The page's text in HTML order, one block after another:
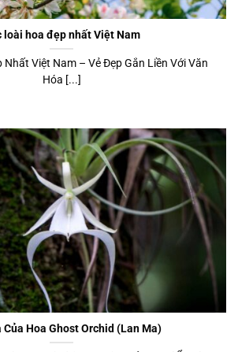
loài hoa đẹp nhất Việt Nam
Nhất Việt Nam – Vẻ Đẹp Gắn Liền Với Văn
Hóa [...]
Của Hoa Ghost Orchid (Lan Ma)